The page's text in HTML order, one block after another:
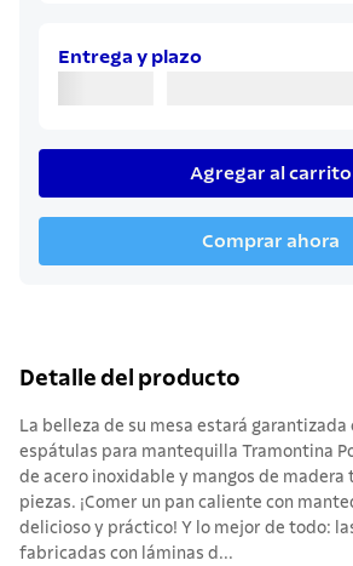
Entrega y plazo
Agregar al carrito
Comprar ahora
Detalle del producto
La belleza de su mesa estará garantizada
espátulas para mantequilla Tramontina
de acero inoxidable y mangos de madera
piezas. ¡Comer un pan caliente con
delicioso y práctico! Y lo mejor de todo:
fabricadas con láminas d...